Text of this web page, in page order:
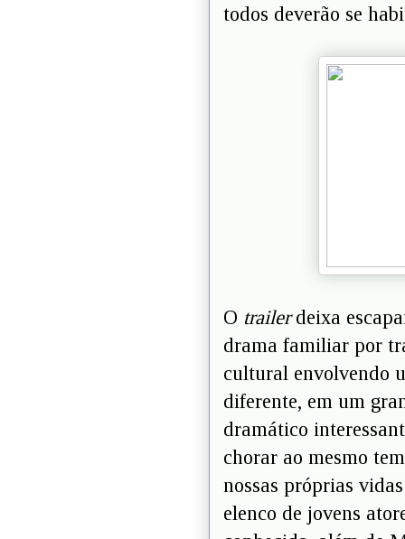
todos deverão se
O trailerdeixa
drama familiar por
cultural envolvendo
diferente, em um
dramático
chorar ao mesmo
nossas próprias
elenco de jovens